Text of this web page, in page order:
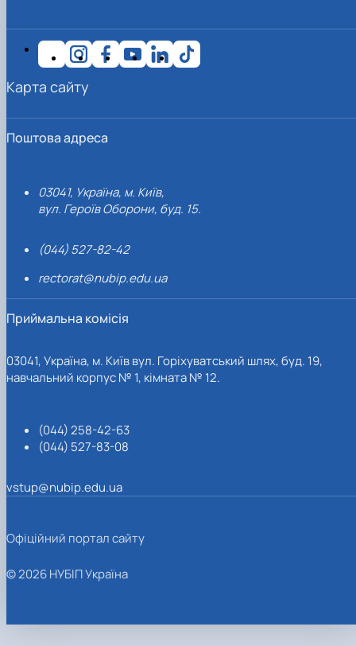
Поштова адреса
03041, Україна, м. Київ,
вул. Героїв Оборони, буд. 15.
(044) 527-82-42
rectorat@nubip.edu.ua
Приймальна комісія
03041, Україна, м. Київ вул. Горіхуватський шлях, буд. 19,
навчальний корпус № 1, кімната № 12.
(044) 258-42-63
(044) 527-83-08
vstup@nubip.edu.ua
Карта сайту
Офіційний портал сайту
© 2026 НУБІП Україна